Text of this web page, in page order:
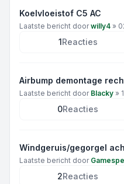
Koelvloeistof C5 AC
Laatste bericht doorwilly4 »
1Reacties
Airbump demontage
Laatste bericht door Blacky »
0Reacties
Windgeruis/gegorgel
Laatste bericht door
2Reacties